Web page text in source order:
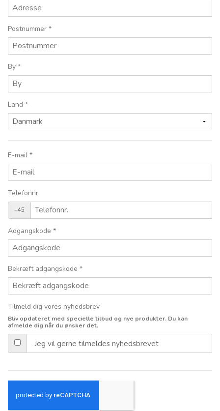
Postnummer *
By *
Land *
E-mail *
Telefonnr.
+45
Adgangskode *
Bekræft adgangskode *
Tilmeld dig vores nyhedsbrev
Bliv opdateret med specielle tilbud og nye produkter. Du kan
afmelde dig når du ønsker det.
Jeg vil gerne tilmeldes nyhedsbrevet